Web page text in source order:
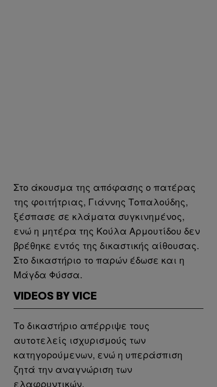
Στο άκουσμα της απόφασης ο πατέρας
της φοιτήτριας, Γιάννης Τοπαλούδης,
ξέσπασε σε κλάματα συγκινημένος,
ενώ η μητέρα της Κούλα Αρμουτίδου δεν
βρέθηκε εντός της δικαστικής αίθουσας.
Στο δικαστήριο το παρών έδωσε και η
Μάγδα Φύσσα.
VIDEOS BY VICE
Το δικαστήριο απέρριψε τους
αυτοτελείς ισχυρισμούς των
κατηγορούμενων, ενώ η υπεράσπιση
ζητά την αναγνώριση των
ελαφρυντικών.